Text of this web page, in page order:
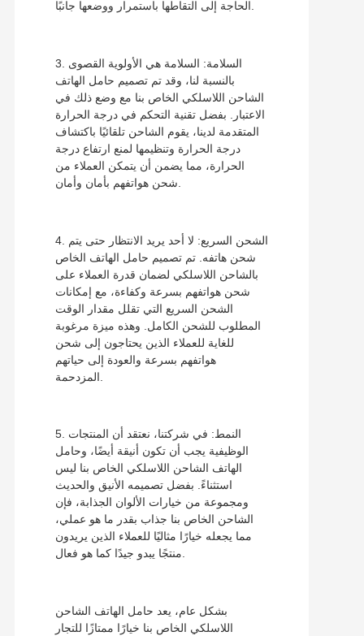
3. السلامة: السلامة هي الأولوية القصوى
بالنسبة لنا، وقد تم تصميم حامل الهاتف
الشاحن اللاسلكي الخاص بنا مع وضع ذلك في
الاعتبار. بفضل تقنية التحكم في درجة الحرارة
المتقدمة لدينا، يقوم الشاحن تلقائيًا باكتشاف
درجة الحرارة وتنظيمها لمنع ارتفاع درجة
الحرارة، مما يضمن أن يتمكن العملاء من
4. الشحن السريع: لا أحد يريد الانتظار حتى يتم
شحن هاتفه. تم تصميم حامل الهاتف الخاص
بالشاحن اللاسلكي لضمان قدرة العملاء على
شحن هواتفهم بسرعة وكفاءة، مع إمكانات
الشحن السريع التي تقلل مقدار الوقت
المطلوب للشحن الكامل. وهذه ميزة مرغوبة
للغاية للعملاء الذين يحتاجون إلى شحن
هواتفهم بسرعة والعودة إلى حياتهم
5. النمط: في شركتنا، نعتقد أن المنتجات
الوظيفية يجب أن تكون أنيقة أيضًا، وحامل
الهاتف الشاحن اللاسلكي الخاص بنا ليس
استثناءً. بفضل تصميمه الأنيق والحديث
ومجموعة من خيارات الألوان الجذابة، فإن
الشاحن الخاص بنا جذاب بقدر ما هو عملي،
مما يجعله خيارًا مثاليًا للعملاء الذين يريدون
منتجًا يبدو جيدًا كما هو فعال.
بشكل عام، يعد حامل الهاتف الشاحن
اللاسلكي الخاص بنا خيارًا ممتازًا للتجار